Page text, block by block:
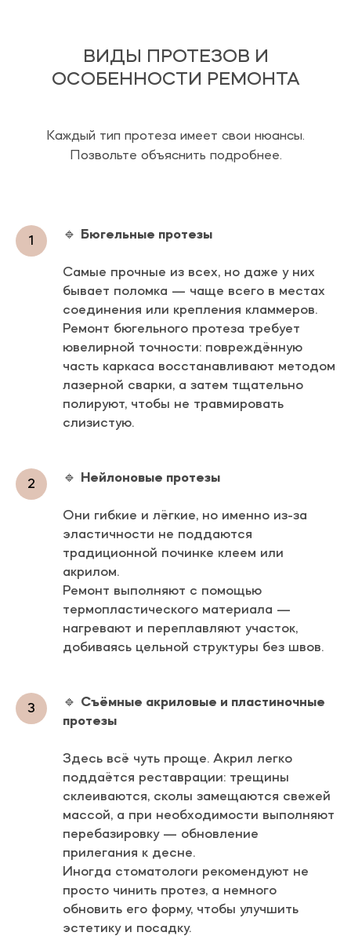
ВИДЫ ПРОТЕЗОВ И
ОСОБЕННОСТИ РЕМОНТА
Каждый тип протеза имеет свои нюансы.
Позвольте объяснить подробнее.
🔹 Бюгельные протезы
Самые прочные из всех, но даже у них
бывает поломка — чаще всего в местах
соединения или крепления кламмеров.
Ремонт бюгельного протеза требует
ювелирной точности: повреждённую
часть каркаса восстанавливают методом
лазерной сварки, а затем тщательно
полируют, чтобы не травмировать
слизистую.
🔹 Нейлоновые протезы
Они гибкие и лёгкие, но именно из-за
эластичности не поддаются
традиционной починке клеем или
акрилом.
Ремонт выполняют с помощью
термопластического материала —
нагревают и переплавляют участок,
добиваясь цельной структуры без швов.
🔹 Съёмные акриловые и пластиночные
протезы
Здесь всё чуть проще. Акрил легко
поддаётся реставрации: трещины
склеиваются, сколы замещаются свежей
массой, а при необходимости выполняют
перебазировку — обновление
прилегания к десне.
Иногда стоматологи рекомендуют не
просто чинить протез, а немного
обновить его форму, чтобы улучшить
эстетику и посадку.